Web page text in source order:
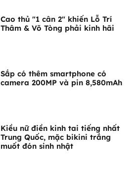
Cao thủ "1 cân 2" khiến Lỗ Trí
Thâm & Võ Tòng phải kinh hãi
Sắp có thêm smartphone có
camera 200MP và pin 8,580mAh
Kiều nữ điền kinh tai tiếng nhất
Trung Quốc, mặc bikini trắng
muốt đón sinh nhật